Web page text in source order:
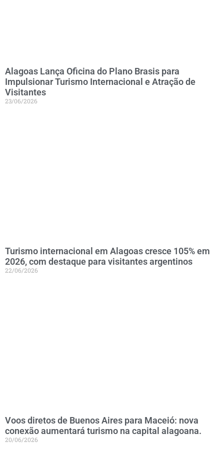
Alagoas Lança Oficina do Plano Brasis para
Impulsionar Turismo Internacional e Atração de
Visitantes
23/06/2026
Turismo internacional em Alagoas cresce 105% em
2026, com destaque para visitantes argentinos
22/06/2026
Voos diretos de Buenos Aires para Maceió: nova
conexão aumentará turismo na capital alagoana.
20/06/2026